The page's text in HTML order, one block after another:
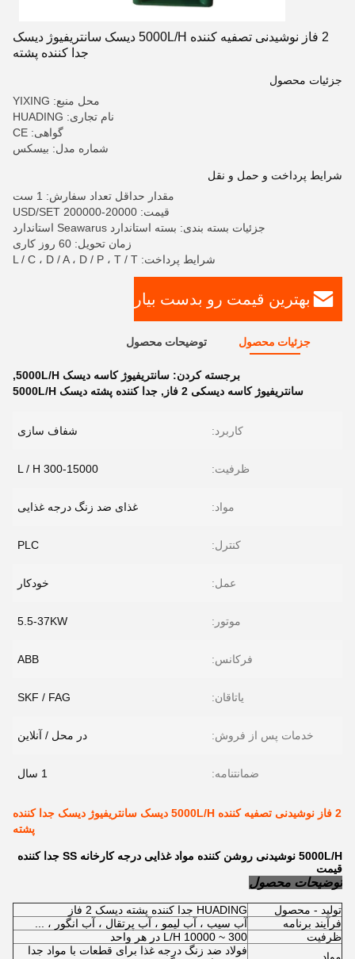
2 فاز نوشیدنی تصفیه کننده 5000L/H دیسک سانتریفیوژ دیسک
جدا کننده پشته
جزئیات محصول
محل منبع: YIXING
نام تجاری: HUADING
گواهی: CE
شماره مدل: بیسکس
شرایط پرداخت و حمل و نقل
مقدار حداقل تعداد سفارش: 1 ست
قیمت: 20000-200000 USD/SET
جزئیات بسته بندی: بسته استاندارد Seawarus استاندارد
زمان تحویل: 60 روز کاری
شرایط پرداخت: L / C ، D / A ، D / P ، T / T
بهترین قیمت رو بدست بیار
جزئیات محصول توضیحات محصول
برجسته کردن: سانتریفیوژ کاسه دیسک 5000L/H
,
سانتریفیوژ کاسه دیسکی 2 فاز
, جدا کننده پشته دیسک 5000L/H
کاربرد: شفاف سازی
ظرفیت: 300-15000 L / H
مواد: غذای ضد زنگ درجه غذایی
کنترل: PLC
عمل: خودکار
موتور: 5.5-37KW
فرکانس: ABB
یاتاقان: SKF / FAG
خدمات پس از فروش: در محل / آنلاین
ضمانتنامه: 1 سال
2 فاز نوشیدنی تصفیه کننده 5000L/H دیسک سانتریفیوژ دیسک جدا کننده
پشته
5000L/H نوشیدنی روشن کننده مواد غذایی درجه کارخانه SS جدا کننده
قیمت
توضیحات محصول
تولید - محصول
HUADING جدا کننده پشته دیسک 2 فاز
فرآیند برنامه
آب سیب ، آب لیمو ، آب پرتقال ، آب انگور ، ...
ظرفیت
300 ~ 10000 L/H در هر واحد
فولاد ضد زنگ درجه غذا برای قطعات با مواد جدا